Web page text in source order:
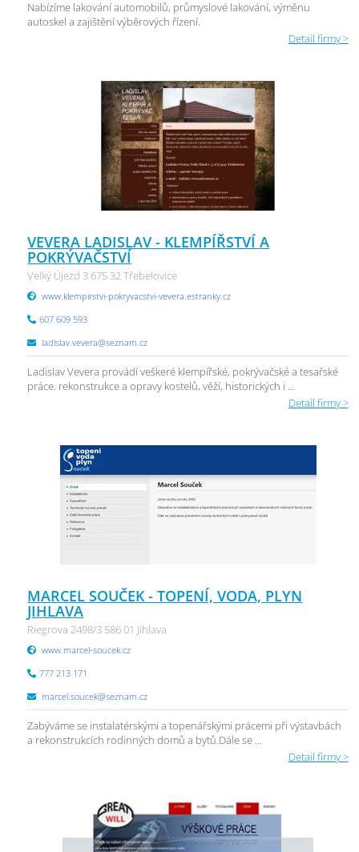
Nabízíme lakování automobilů, průmyslové lakování, výměnu
autoskel a zajištění výběrových řízení.
Detail firmy >
VEVERA LADISLAV - KLEMPÍŘSTVÍ A
POKRÝVAČSTVÍ
Velký Újezd 3 675 32 Třebelovice
www.klempirstvi-pokryvacstvi-vevera.estranky.cz
607 609 593
ladislav.vevera@seznam.cz
Ladislav Vevera provádí veškeré klempířské, pokrývačské a tesařské
práce. rekonstrukce a opravy kostelů, věží, historických i ...
Detail firmy >
MARCEL SOUČEK - TOPENÍ, VODA, PLYN
JIHLAVA
Riegrova 2498/3 586 01 Jihlava
www.marcel-soucek.cz
777 213 171
marcel.soucek@seznam.cz
Zabýváme se instalatérskými a topenářskými prácemi při výstavbách
a rekonstrukcích rodinných domů a bytů.Dále se ...
Detail firmy >